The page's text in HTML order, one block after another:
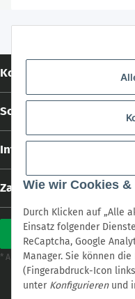
Wie wir Cookies &
Durch Klicken auf „Alle
Einsatz folgender
ReCaptcha, Google
Manager. Sie können
(Fingerabdruck-Icon
unter Konfigurierenund
Kontakt
Social Media
Informationen
Zahlungs- und
* Alle Preise inkl. gesetzlicher
* Alle Preise inkl. gesetzlicher